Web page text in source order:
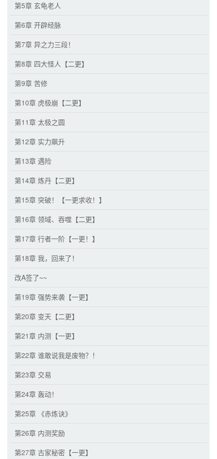
第5章 玄龟老人
第6章 开辟经脉
第7章 异之力三段！
第8章 四大怪人【二更】
第9章 苦修
第10章 虎极崩【二更】
第11章 太极之圆
第12章 实力飙升
第13章 遇险
第14章 炼丹【二更】
第15章 突破！【一更求收！】
第16章 领域、吞噬【二更】
第17章 行者一阶【一更！】
第18章 我，回来了！
改A签了~~
第19章 强势来袭【一更】
第20章 变天【二更】
第21章 内测【一更】
第22章 谁敢说我是废物？！
第23章 交易
第24章 轰动！
第25章 《赤炼诀》
第26章 内测奖励
第27章 古家秘密【一更】